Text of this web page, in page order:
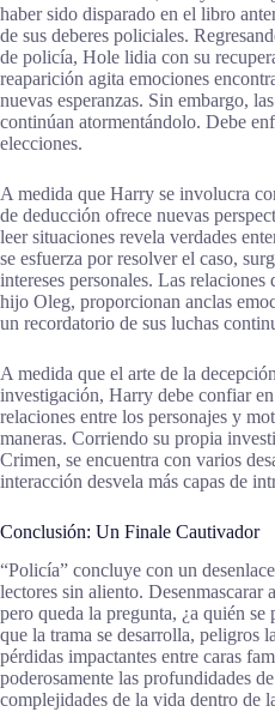
haber sido disparado en el libro
de sus deberes policiales.
de policía, Hole lidia con su
reaparición agita emociones
nuevas esperanzas. Sin embargo,
continúan atormentándolo. Debe
elecciones.
A medida que Harry se involucra
de deducción ofrece nuevas
leer situaciones revela verdades
se esfuerza por resolver el caso,
intereses personales. Las
hijo Oleg, proporcionan anclas
un recordatorio de sus luchas
A medida que el arte de la
investigación, Harry debe confiar
relaciones entre los personajes y
maneras. Corriendo su propia
Crimen, se encuentra con varios
interacción desvela más capas de
Conclusión: Un Finale Cautivador
“Policía” concluye con un
lectores sin aliento. Desenmascarar
pero queda la pregunta, ¿a quién
que la trama se desarrolla, peligros
pérdidas impactantes entre caras
poderosamente las profundidades
complejidades de la vida dentro de